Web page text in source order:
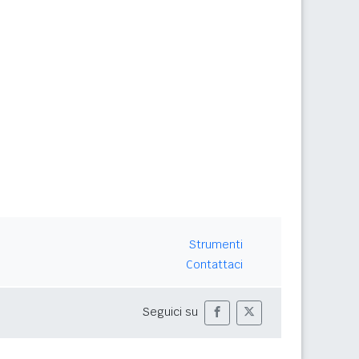
Strumenti
Contattaci
Seguici su